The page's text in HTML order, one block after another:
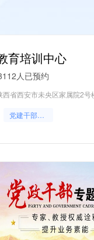
育培训中心
人已预约
西省西安市未央区家属院2号
党建干部培训